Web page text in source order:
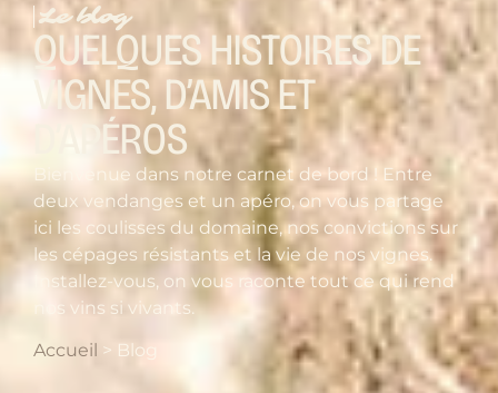
Le blog
QUELQUES HISTOIRES DE
VIGNES, D’AMIS ET
D’APÉROS
Bienvenue dans notre carnet de bord ! Entre
deux vendanges et un apéro, on vous partage
ici les coulisses du domaine, nos convictions sur
les cépages résistants et la vie de nos vignes.
Installez-vous, on vous raconte tout ce qui rend
nos vins si vivants.
Accueil > Blog